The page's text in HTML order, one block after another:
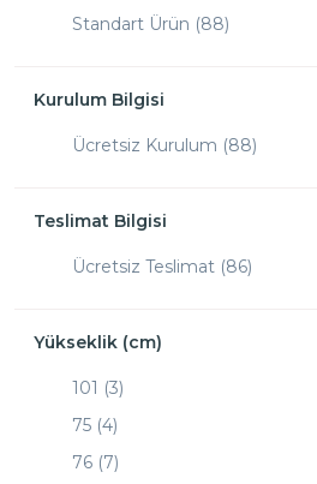
Örme Kadife (1)
Yüksek Havlı Örme Kumaş (3)
Standart Ürün (88)
Kurulum Bilgisi
Ücretsiz Kurulum (88)
Teslimat Bilgisi
Ücretsiz Teslimat (86)
Yükseklik (cm)
101 (3)
75 (4)
76 (7)